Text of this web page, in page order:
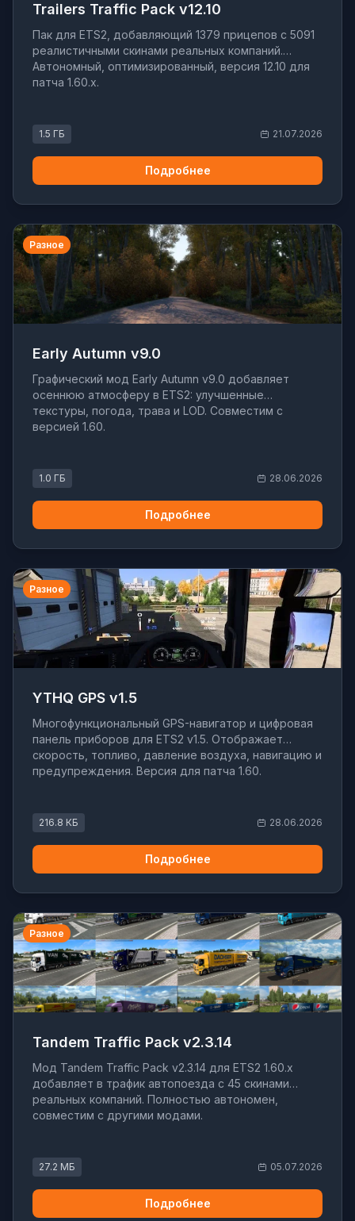
Trailers Traffic Pack v12.10
Пак для ETS2, добавляющий 1379 прицепов с 5091
реалистичными скинами реальных компаний.
Автономный, оптимизированный, версия 12.10 для
патча 1.60.x.
1.5 ГБ 21.07.2026
Подробнее
Разное
Early Autumn v9.0
Графический мод Early Autumn v9.0 добавляет
осеннюю атмосферу в ETS2: улучшенные
текстуры, погода, трава и LOD. Совместим с
версией 1.60.
1.0 ГБ 28.06.2026
Подробнее
Разное
YTHQ GPS v1.5
Многофункциональный GPS-навигатор и цифровая
панель приборов для ETS2 v1.5. Отображает
скорость, топливо, давление воздуха, навигацию и
предупреждения. Версия для патча 1.60.
216.8 КБ 28.06.2026
Подробнее
Разное
Tandem Traffic Pack v2.3.14
Мод Tandem Traffic Pack v2.3.14 для ETS2 1.60.x
добавляет в трафик автопоезда с 45 скинами
реальных компаний. Полностью автономен,
совместим с другими модами.
27.2 МБ 05.07.2026
Подробнее